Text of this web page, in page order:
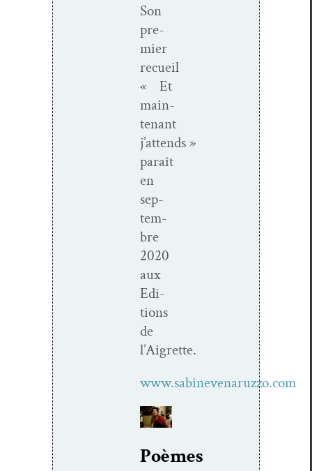
Son
pre­
mier
recueil
« Et
main­
tenant
j’attends »
paraît
en
sep­
tem­
bre
2020
aux
Edi­
tions
de
l’Aigrette.
www.sabinevenaruzzo.com
Poèmes